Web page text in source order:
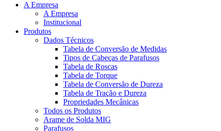
A Empresa
A Empresa
Institucional
Produtos
Dados Técnicos
Tabela de Conversão de Medidas
Tipos de Cabeças de Parafusos
Tabela de Roscas
Tabela de Torque
Tabela de Conversão de Dureza
Tabela de Tração e Dureza
Propriedades Mecânicas
Todos os Produtos
Arame de Solda MIG
Parafusos